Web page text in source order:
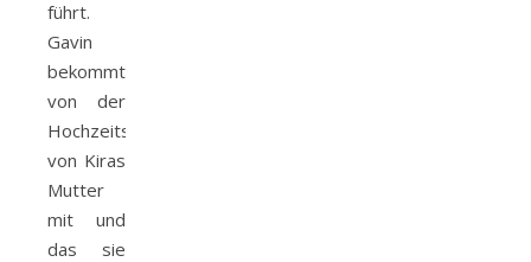
führt.
Gavin
bekommt
von der
Hochzeitseinladung
von Kiras
Mutter
mit und
das sie